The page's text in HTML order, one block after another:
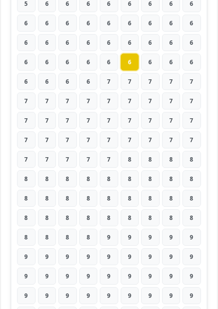
5 6 6 6 6 6 6 6 6
6 6 6 6 6 6 6 6 6
6 6 6 6 6 6 6 6 6
6 6 6 6 6 6 6 6 6
6 6 6 6 7 7 7 7 7
7 7 7 7 7 7 7 7 7
7 7 7 7 7 7 7 7 7
7 7 7 7 7 7 7 7 7
7 7 7 7 7 8 8 8 8
8 8 8 8 8 8 8 8 8
8 8 8 8 8 8 8 8 8
8 8 8 8 8 8 8 8 8
8 8 8 8 9 9 9 9 9
9 9 9 9 9 9 9 9 9
9 9 9 9 9 9 9 9 9
9 9 9 9 9 9 9 9 9